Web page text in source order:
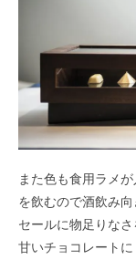
また色も食用ラメ
を飲むので酒飲み
セールに物足りな
甘いチョコレートに